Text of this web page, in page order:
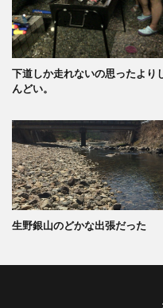
下道しか走れないの思ったより
んどい。
生野銀山のどかな出張だった